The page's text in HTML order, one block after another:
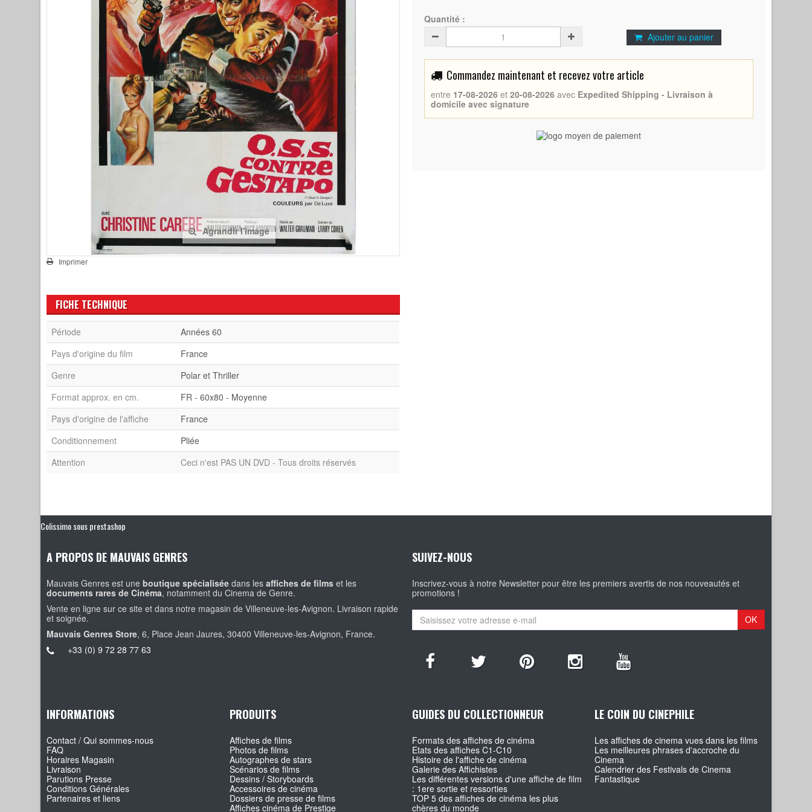
Agrandir l'image
Imprimer
Quantité :
Ajouter au panier
Commandez maintenant et recevez votre article
entre 17-08-2026 et 20-08-2026 avec Expedited Shipping - Livraison à
domicile avec signature
FICHE TECHNIQUE
Période
Années 60
Pays d'origine du film
France
Genre
Polar et Thriller
Format approx. en cm.
FR - 60x80 - Moyenne
Pays d'origine de l'affiche
France
Conditionnement
Pliée
Attention
Ceci n'est PAS UN DVD - Tous droits réservés
Colissimo sous prestashop
A PROPOS DE MAUVAIS GENRES
Mauvais Genres est uneboutique spécialisée dans lesaffiches de films et les
documents rares de Cinéma, notamment du Cinema de Genre.
Vente en ligne sur ce site et dans notre magasin de Villeneuve-les-Avignon. Livraison rapide
et soignée.
Mauvais Genres Store, 6, Place Jean Jaures, 30400 Villeneuve-les-Avignon, France.
+33 (0) 9 72 28 77 63
SUIVEZ-NOUS
Inscrivez-vous à notre Newsletter pour être les premiers avertis de nos nouveautés et
promotions !
OK
INFORMATIONS
Contact / Qui sommes-nous
FAQ
Horaires Magasin
Livraison
Parutions Presse
Conditions Générales
Partenaires et liens
PRODUITS
Affiches de films
Photos de films
Autographes de stars
Scénarios de films
Dessins / Storyboards
Accessoires de cinéma
Dossiers de presse de films
Affiches cinéma de Prestige
GUIDES DU COLLECTIONNEUR
Formats des affiches de cinéma
Etats des affiches C1-C10
Histoire de l'affiche de cinéma
Galerie des Affichistes
Les différentes versions d'une affiche de film
: 1ere sortie et ressorties
TOP 5 des affiches de cinéma les plus
chères du monde
LE COIN DU CINEPHILE
Les affiches de cinema vues dans les films
Les meilleures phrases d'accroche du
Cinema
Calendrier des Festivals de Cinema
Fantastique